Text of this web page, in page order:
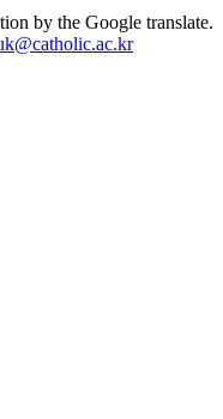
by the Google translate.